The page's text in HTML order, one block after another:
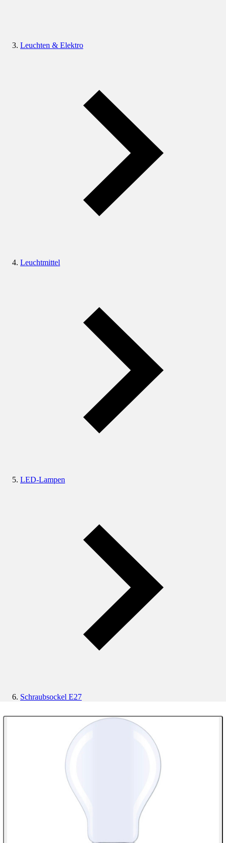
Leuchten & Elektro
Leuchtmittel
LED-Lampen
Schraubsockel E27